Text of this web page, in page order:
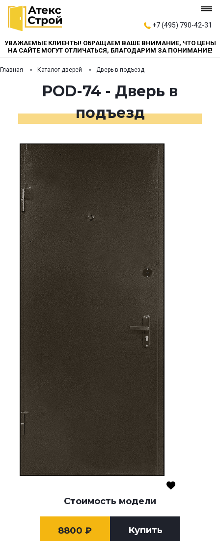
+7 (495) 790-42-31
УВАЖАЕМЫЕ КЛИЕНТЫ! ОБРАЩАЕМ ВАШЕ ВНИМАНИЕ, ЧТО ЦЕНЫ
НА САЙТЕ МОГУТ ОТЛИЧАТЬСЯ, БЛАГОДАРИМ ЗА ПОНИМАНИЕ!
Главная Каталог дверей Дверь в подъезд
POD-74 - Дверь в
подъезд
Стоимость модели
8800 ₽ Купить